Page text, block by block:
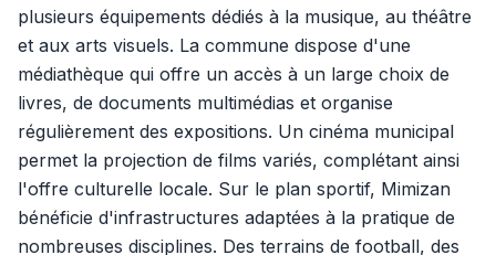
plusieurs équipements dédiés à la musique, au théâtre
et aux arts visuels. La commune dispose d'une
médiathèque qui offre un accès à un large choix de
livres, de documents multimédias et organise
régulièrement des expositions. Un cinéma municipal
permet la projection de films variés, complétant ainsi
l'offre culturelle locale. Sur le plan sportif, Mimizan
bénéficie d'infrastructures adaptées à la pratique de
nombreuses disciplines. Des terrains de football, des